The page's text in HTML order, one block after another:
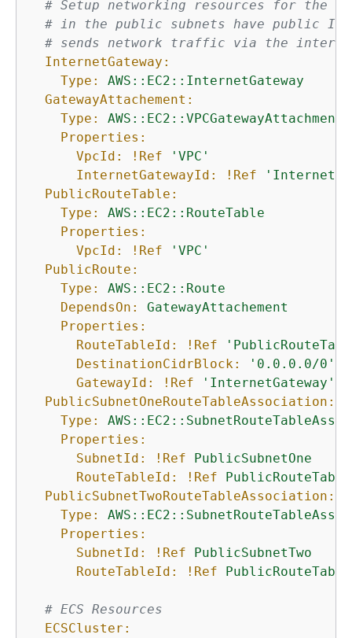
# Setup networking resources for the
# in the public subnets have public IP
# sends network traffic via the
InternetGateway:
Type:
AWS::EC2::InternetGateway
GatewayAttachement:
Type:
AWS::EC2::VPCGatewayAttachment
Properties:
VpcId:
!Ref
'VPC'
InternetGatewayId:
!Ref
PublicRouteTable:
Type:
AWS::EC2::RouteTable
Properties:
VpcId:
!Ref
'VPC'
PublicRoute:
Type:
AWS::EC2::Route
DependsOn:
GatewayAttachement
Properties:
RouteTableId:
!Ref
DestinationCidrBlock:
'0.0.0.0/0'
GatewayId:
!Ref
'InternetGateway'
PublicSubnetOneRouteTableAssociation:
Type:
Properties:
SubnetId:
!Ref
PublicSubnetOne
RouteTableId:
!Ref
PublicRouteTable
PublicSubnetTwoRouteTableAssociation:
Type:
Properties:
SubnetId:
!Ref
PublicSubnetTwo
RouteTableId:
!Ref PublicRouteTable
# ECS Resources
ECSCluster: